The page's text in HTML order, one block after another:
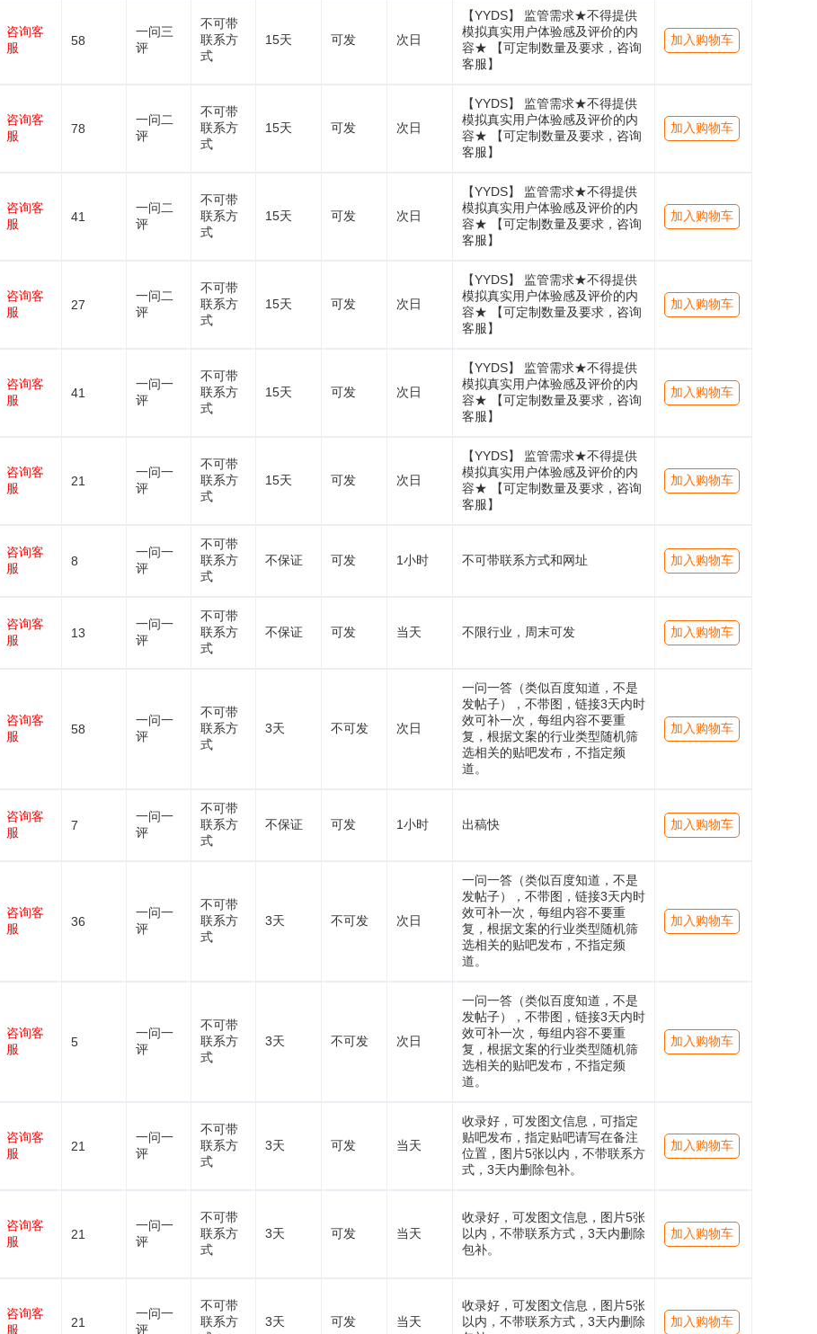
咨询客
服
58
一问三
评
不可带
联系方
式
15天 可发 次日
【YYDS】 监管需求★不得提供
模拟真实用户体验感及评价的内
容★ 【可定制数量及要求，咨询
客服】
加入购物车
咨询客
服
78
一问二
评
不可带
联系方
式
15天 可发 次日
【YYDS】 监管需求★不得提供
模拟真实用户体验感及评价的内
容★ 【可定制数量及要求，咨询
客服】
加入购物车
咨询客
服
41
一问二
评
不可带
联系方
式
15天 可发 次日
【YYDS】 监管需求★不得提供
模拟真实用户体验感及评价的内
容★ 【可定制数量及要求，咨询
客服】
加入购物车
咨询客
服
27
一问二
评
不可带
联系方
式
15天 可发 次日
【YYDS】 监管需求★不得提供
模拟真实用户体验感及评价的内
容★ 【可定制数量及要求，咨询
客服】
加入购物车
咨询客
服
41
一问一
评
不可带
联系方
式
15天 可发 次日
【YYDS】 监管需求★不得提供
模拟真实用户体验感及评价的内
容★ 【可定制数量及要求，咨询
客服】
加入购物车
咨询客
服
21
一问一
评
不可带
联系方
式
15天 可发 次日
【YYDS】 监管需求★不得提供
模拟真实用户体验感及评价的内
容★ 【可定制数量及要求，咨询
客服】
加入购物车
咨询客
服
8
一问一
评
不可带
联系方
式
不保证 可发 1小时 不可带联系方式和网址 加入购物车
咨询客
服
13
一问一
评
不可带
联系方
式
不保证 可发 当天 不限行业，周末可发 加入购物车
咨询客
服
58
一问一
评
不可带
联系方
式
3天 不可发 次日
一问一答（类似百度知道，不是
发帖子），不带图，链接3天内时
效可补一次，每组内容不要重
复，根据文案的行业类型随机筛
选相关的贴吧发布，不指定频
道。
加入购物车
咨询客
服
7
一问一
评
不可带
联系方
式
不保证 可发 1小时 出稿快 加入购物车
咨询客
服
36
一问一
评
不可带
联系方
式
3天 不可发 次日
一问一答（类似百度知道，不是
发帖子），不带图，链接3天内时
效可补一次，每组内容不要重
复，根据文案的行业类型随机筛
选相关的贴吧发布，不指定频
道。
加入购物车
咨询客
服
5
一问一
评
不可带
联系方
式
3天 不可发 次日
一问一答（类似百度知道，不是
发帖子），不带图，链接3天内时
效可补一次，每组内容不要重
复，根据文案的行业类型随机筛
选相关的贴吧发布，不指定频
道。
加入购物车
咨询客
服
21
一问一
评
不可带
联系方
式
3天 可发 当天
收录好，可发图文信息，可指定
贴吧发布，指定贴吧请写在备注
位置，图片5张以内，不带联系方
式，3天内删除包补。
加入购物车
咨询客
服
21
一问一
评
不可带
联系方
式
3天 可发 当天
收录好，可发图文信息，图片5张
以内，不带联系方式，3天内删除
包补。
加入购物车
咨询客
服
21
一问一
评
不可带
联系方
3天 可发 当天
收录好，可发图文信息，图片5张
以内，不带联系方式，3天内删除
加入购物车